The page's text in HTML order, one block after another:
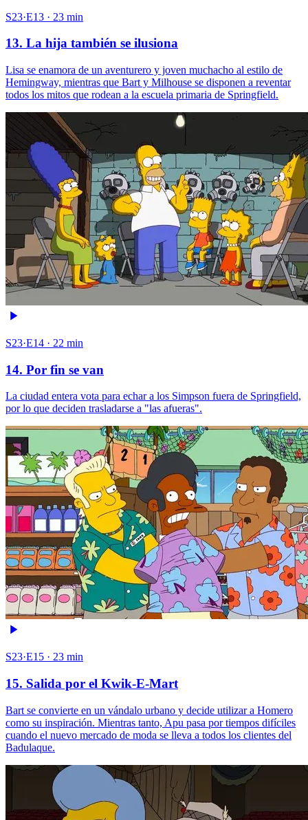
S23·E13 · 23 min
13. La hija también se ilusiona
Lisa se enamora de un aventurero y joven muchacho al estilo de
Hemingway, mientras que Bart y Milhouse se disponen a reventar
todos los mitos que rodean a la escuela primaria de Springfield.
S23·E14 · 22 min
14. Por fin se van
La ciudad entera vota para echar a los Simpson fuera de Springfield,
por lo que deciden trasladarse a "las afueras".
S23·E15 · 23 min
15. Salida por el Kwik-E-Mart
Bart se convierte en un vándalo urbano y decide utilizar a Homero
como su inspiración. Mientras tanto, Apu pasa por tiempos difíciles
cuando el nuevo mercado de moda se lleva a todos los clientes del
Badulaque.